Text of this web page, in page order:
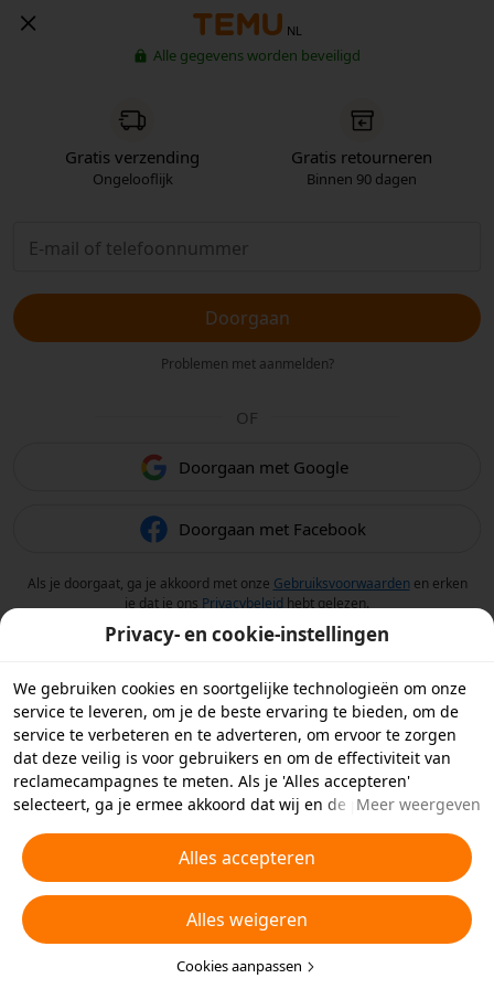
NL
Alle gegevens worden beveiligd
Gratis verzending
Ongelooflijk
Gratis retourneren
Binnen 90 dagen
Doorgaan
Problemen met aanmelden?
OF
Doorgaan met Google
Doorgaan met Facebook
Als je doorgaat, ga je akkoord met onze Gebruiksvoorwaarden en erken
je dat je ons Privacybeleid hebt gelezen.
Privacy- en cookie-instellingen
We gebruiken cookies en soortgelijke technologieën om onze
service te leveren, om je de beste ervaring te bieden, om de
service te verbeteren en te adverteren, om ervoor te zorgen
dat deze veilig is voor gebruikers en om de effectiviteit van
reclamecampagnes te meten. Als je 'Alles accepteren'
selecteert, ga je ermee akkoord dat wij en de partners
technologieën op je apparaat opslaan voor
reclamedoeleinden. Je kunt ook kiezen welke typen cookies je
wilt toestaan of afwijzen door hieronder of in je
privacyinstellingen op 'Cookies aanpassen' te klikken.
Raadpleeg voor meer informatie onsBeleid inzake cookies en
soortgelijke technologieën.
Meer weergeven
Alles accepteren
Alles weigeren
Cookies aanpassen